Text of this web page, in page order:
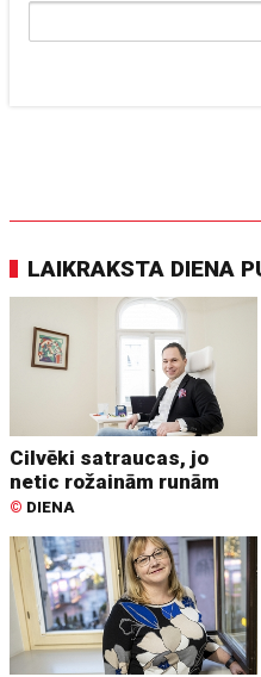
LAIKRAKSTA DIENA
Cilvēki satraucas, jo
netic rožainām runām
© DIENA